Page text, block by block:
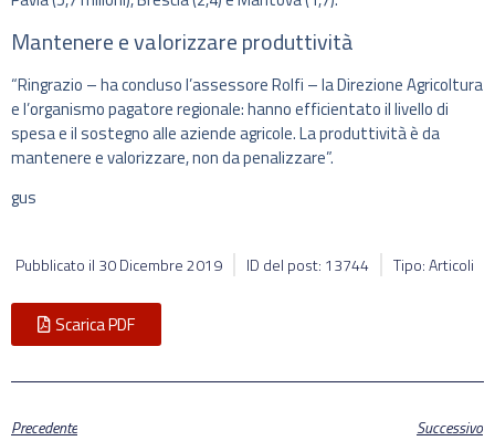
Mantenere e valorizzare produttività
“Ringrazio – ha concluso l’assessore Rolfi – la Direzione Agricoltura
e l’organismo pagatore regionale: hanno efficientato il livello di
spesa e il sostegno alle aziende agricole. La produttività è da
mantenere e valorizzare, non da penalizzare”.
gus
Pubblicato il 30 Dicembre 2019 ID del post: 13744 Tipo: Articoli
Scarica PDF
Precedente Successivo